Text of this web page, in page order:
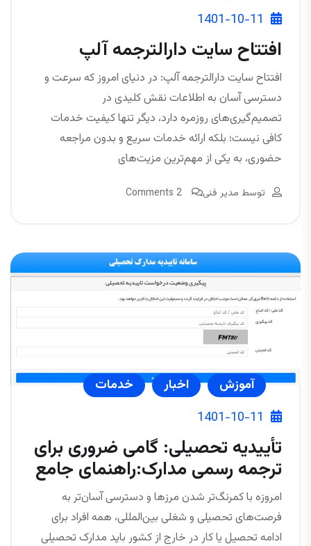
1401-10-11
افتتاح سایت دارالترجمه آلپ
افتتاح سایت دارالترجمه آلپ: در دنیای امروز که سرعت و
دسترسی آسان به اطلاعات نقش کلیدی در
تصمیم‌گیری‌های روزمره دارد، دیگر تنها کیفیت خدمات
کافی نیست؛ بلکه ارائه خدمات سریع و بدون مراجعه
حضوری، به یکی از مهم‌ترین مزیت‌های
توسط مدیر فنی 2 Comments
آموزش اخبار
خدمات
1401-10-11
تأییدیه تحصیلی: گامی ضروری برای
ترجمه رسمی مدارک:راهنمای جامع
امروزه با کمرنگ‌تر شدن مرزها و دسترسی آسان‌تر به
فرصت‌های تحصیلی و شغلی بین‌المللی، همه افراد برای
ادامه تحصیل یا کار در خارج از کشور باید مدارک تحصیلی